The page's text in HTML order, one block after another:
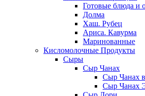
Готовые блюда и
Долма
Хаш. Рубец
Ариса. Кавурма
Маринованные
Кисломолочные Продукты
Сыры
Сыр Чанах
Сыр Чанах
Сыр Чанах